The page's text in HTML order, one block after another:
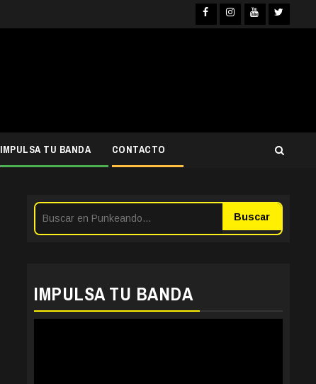
Facebook
Instagram
IMPULSA TU BANDA CONTACTO
Buscar
IMPULSA TU BANDA